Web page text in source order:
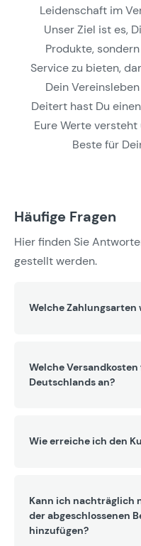
Leidenschaft im
Unser Ziel ist es,
Produkte,
Service zu bieten,
Dein
Deitert hast Du
Eure Werte
Beste für
Häufige Fragen
Hier finden Sie
gestellt werden.
Welche
Welche
Deutschlands an?
Wie erreiche ich den
Kann ich nachträglich
der abgeschlossenen
hinzufügen?